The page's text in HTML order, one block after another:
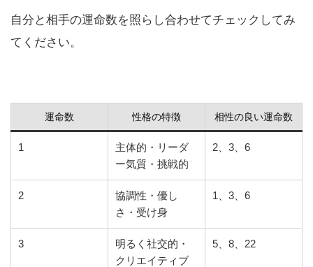
自分と相手の運命数を照らし合わせてチェックしてみ
てください。
運命数 性格の特徴 相性の良い運命数
1
主体的・リーダ
ー気質・挑戦的
2、3、6
2
協調性・優し
さ・受け身
1、3、6
3
明るく社交的・
クリエイティブ
5、8、22